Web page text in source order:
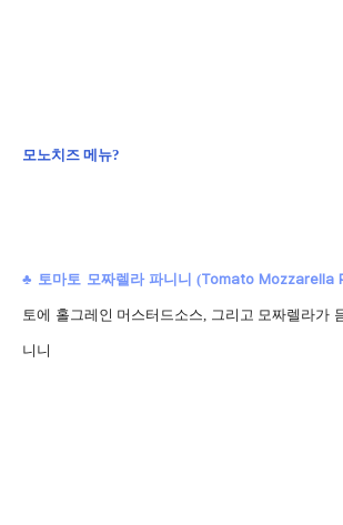
모노치즈 메뉴?
♣ 토마토 모짜렐라 파니니 (Tomato Mozzarella
토에 홀그레인 머스터드소스, 그리고 모짜렐라가
니니